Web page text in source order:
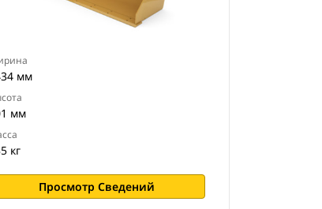
мм
мм
кг
Просмотр Сведений